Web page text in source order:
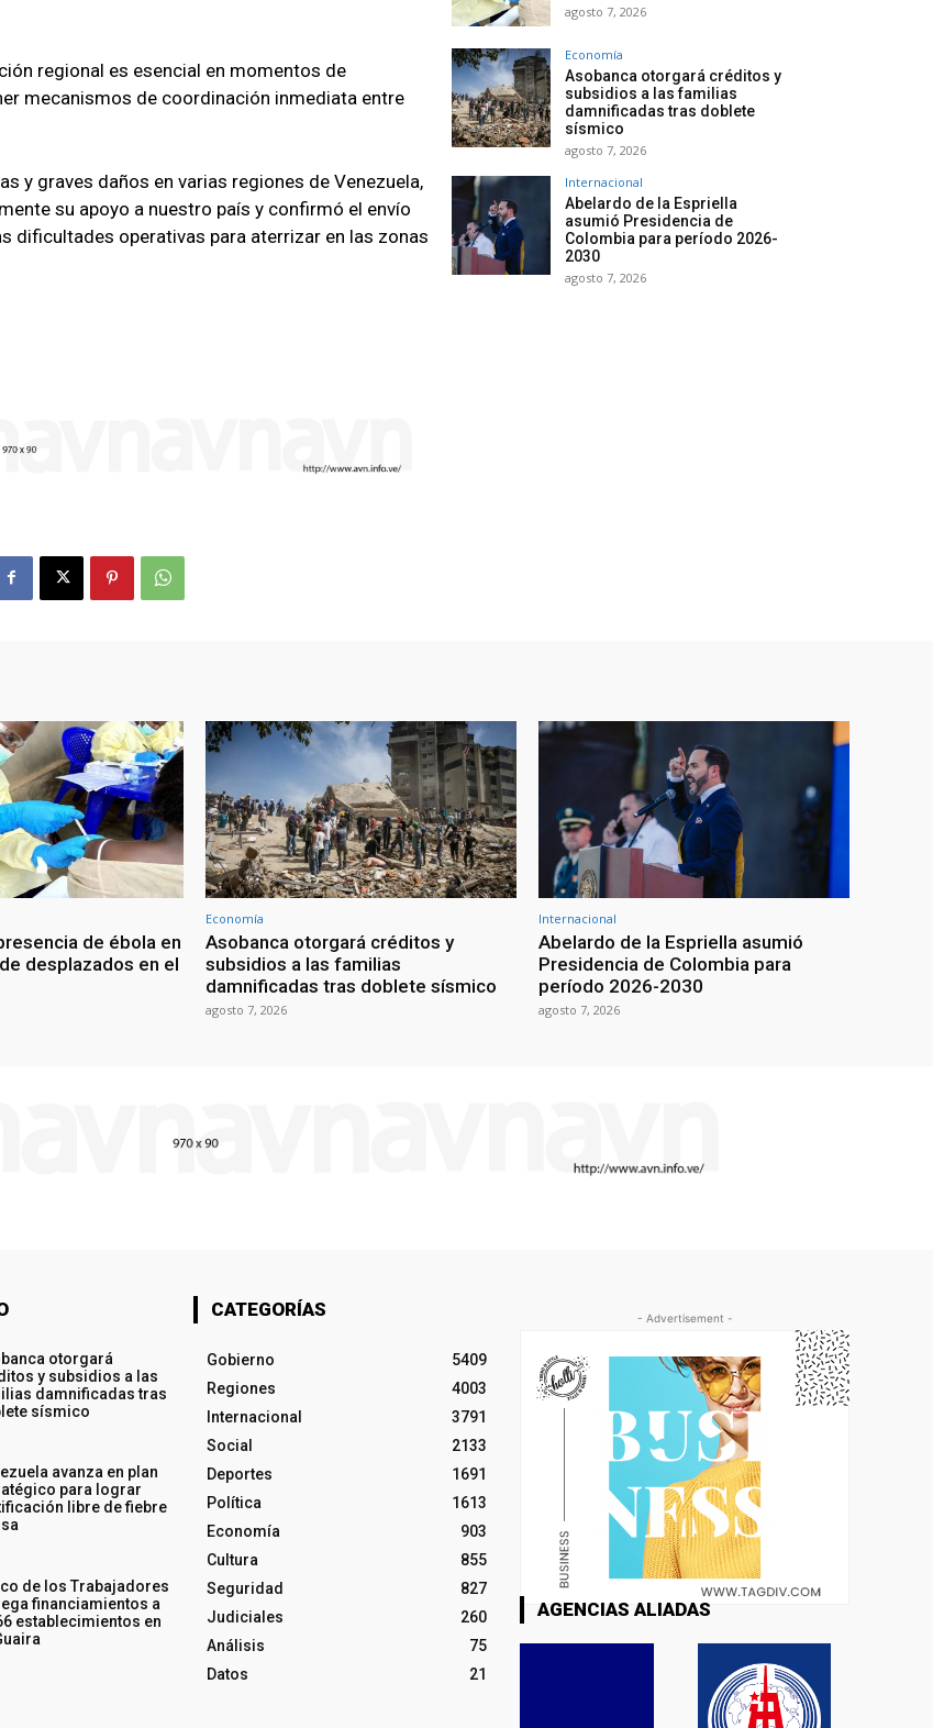
regional es esencial en momentos de
mecanismos de coordinación inmediata entre
y graves daños en varias regiones de Venezuela,
su apoyo a nuestro país y confirmó el envío
dificultades operativas para aterrizar en las zonas
agosto 7, 2026
Economía
Asobanca otorgará créditos y
subsidios a las familias
damnificadas tras doblete
sísmico
agosto 7, 2026
Internacional
Abelardo de la Espriella
asumió Presidencia de
Colombia para período 2026-
2030
agosto 7, 2026
de ébola en
desplazados en el
Economía
Asobanca otorgará créditos y
subsidios a las familias
damnificadas tras doblete sísmico
agosto 7, 2026
Internacional
Abelardo de la Espriella asumió
Presidencia de Colombia para
período 2026-2030
agosto 7, 2026
otorgará
y subsidios a las
damnificadas tras
sísmico
avanza en plan
para lograr
libre de fiebre
de los Trabajadores
financiamientos a
establecimientos en
CATEGORÍAS
Gobierno
5409
Regiones
4003
Internacional
3791
Social
2133
Deportes
1691
Política
1613
Economía
903
Cultura
855
Seguridad
827
Judiciales
260
Análisis
75
Datos
21
- Advertisement -
AGENCIAS ALIADAS